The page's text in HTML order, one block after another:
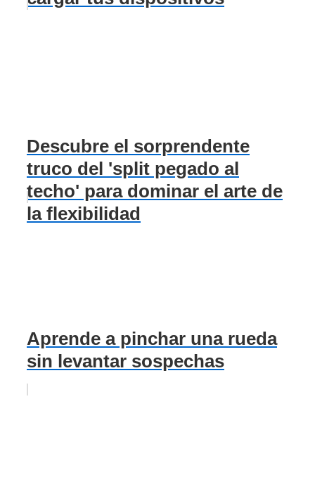
Descubre el sorprendente
truco del 'split pegado al
techo' para dominar el arte de
la flexibilidad
Aprende a pinchar una rueda
sin levantar sospechas